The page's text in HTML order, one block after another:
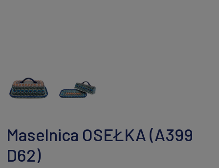
Maselnica OSEŁKA (A399
D62)